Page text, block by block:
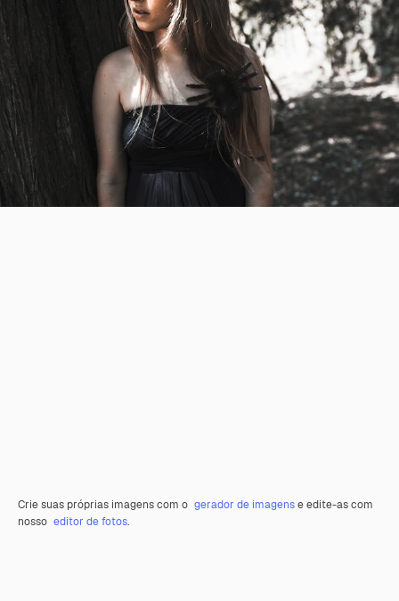
Crie suas próprias imagens com o gerador de imagense edite-as com
nosso editor de fotos.